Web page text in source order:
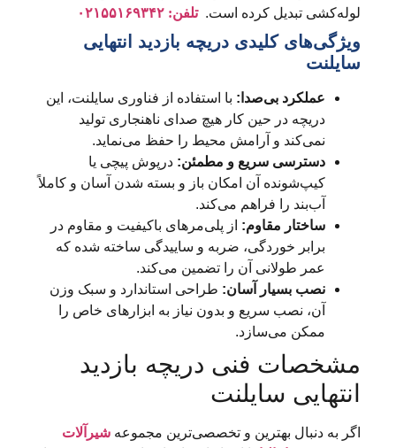
لوله‌کشی تبدیل کرده است.تلفن: ۰۲۱۵۵۱۶۹۳۴۲
ویژگی‌های کلیدی دریچه بازدید انتهایی
سایلنت
عملکرد بی‌صدا: با استفاده از فناوری سایلنت، این
دریچه در حین کار هیچ صدای ناهنجاری تولید
نمی‌کند و آرامش محیط را حفظ می‌نماید.
دسترسی سریع و مطمئن: درپوش پیچی یا
کیپ‌شونده آن امکان باز و بسته شدن آسان و کاملاً
آب‌بند را فراهم می‌کند.
ساختار مقاوم: از پلی‌مرهای باکیفیت و مقاوم در
برابر خوردگی، ضربه و ساییدگی ساخته شده که
عمر طولانی آن را تضمین می‌کند.
نصب بسیار آسان: طراحی استاندارد و سبک وزن
آن، نصب سریع و بدون نیاز به ابزارهای خاص را
ممکن می‌سازد.
مشخصات فنی دریچه بازدید
انتهایی سایلنت
اگر به دنبال بهترین و تخصصی‌ترین مجموعه شیرآلات